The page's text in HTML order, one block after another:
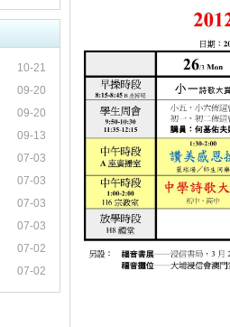
10-21
09-20
09-20
09-13
07-03
07-03
07-03
07-03
07-02
07-02